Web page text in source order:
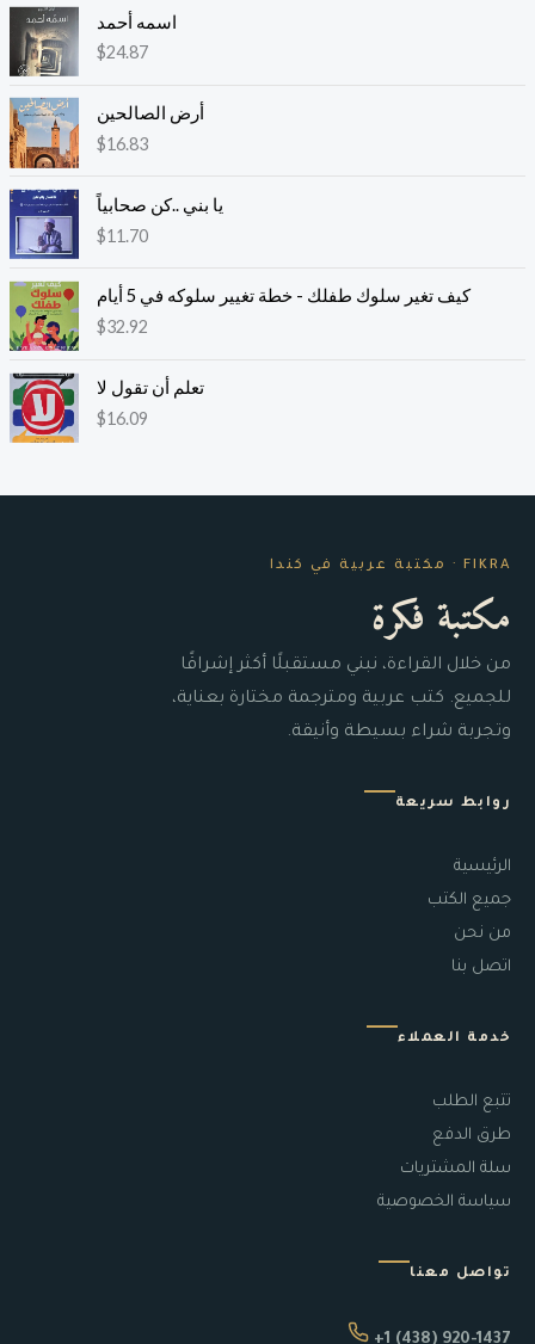
اسمه أحمد
$24.87
أرض الصالحين
$16.83
يا بني ..كن صحابياً
$11.70
كيف تغير سلوك طفلك - خطة تغيير سلوكه في 5 أيام
$32.92
تعلم أن تقول لا
$16.09
FIKRA · مكتبة عربية في كندا
مكتبة فكرة
من خلال القراءة، نبني مستقبلًا أكثر إشراقًا
للجميع. كتب عربية ومترجمة مختارة بعناية،
وتجربة شراء بسيطة وأنيقة.
روابط سريعة
الرئيسية
جميع الكتب
من نحن
اتصل بنا
خدمة العملاء
تتبع الطلب
طرق الدفع
سلة المشتريات
سياسة الخصوصية
تواصل معنا
+1 (438) 920-1437